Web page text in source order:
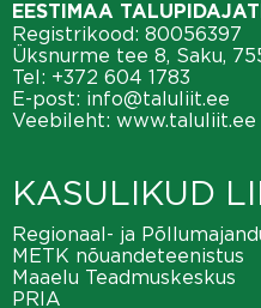
EESTIMAA
Registrikood: 80056397
Üksnurme tee 8, Saku,
Tel: +372 604 1783
E-post: info@taluliit.ee
Veebileht: www.taluliit.ee
KASULIKUD
Regionaal- ja
METK nõuandeteenistus
Maaelu Teadmuskeskus
PRIA